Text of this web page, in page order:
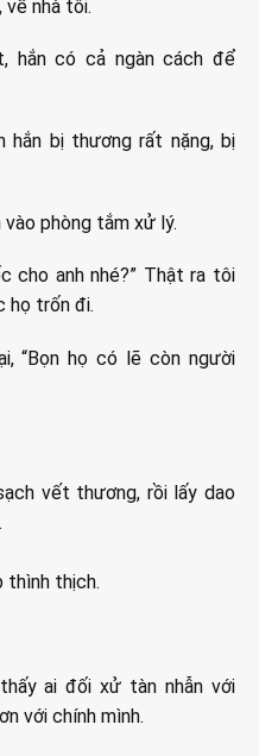
nhà tôi.
hắn có cả ngàn cách để
hắn bị thương rất nặng, bị
phòng tắm xử lý.
cho anh nhé?” Thật ra tôi
họ trốn đi.
“Bọn họ có lẽ còn người
vết thương, rồi lấy dao
thình thịch.
ai đối xử tàn nhẫn với
với chính mình.